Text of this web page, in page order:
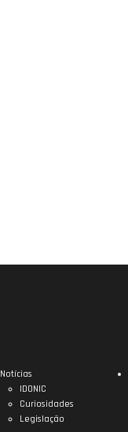
Notícias
IDONIC
Curiosidades
Legislação